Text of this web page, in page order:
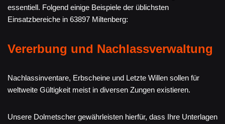
essentiell. Folgend einige Beispiele der üblichsten
Einsatzbereiche in 63897 Miltenberg:
Vererbung und Nachlassverwaltung
Nachlassinventare, Erbscheine und Letzte Willen sollen für
weltweite Gültigkeit meist in diversen Zungen existieren.
Unsere Dolmetscher gewährleisten hierfür, dass Ihre Unterlagen